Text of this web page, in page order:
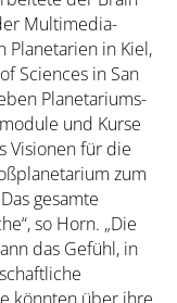
Multimedia-
Planetarien in Kiel,
Sciences in San
Planetariums-
und Kurse
Visionen für die
zum
gesamte
so Horn. „Die
das Gefühl, in